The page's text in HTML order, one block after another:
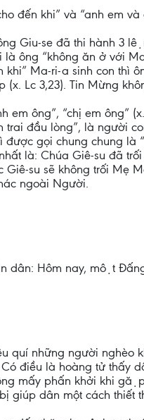
đến khi” và “anh em
Giu-se đã thi hành
ông “không ăn ở với
Ma-ri-a sinh con thì
Lc 3,23). Tin Mừng
ông”, “chị em ông”
trai đầu lòng”, là người
gọi chung chung là
là: Chúa Giê-su đã
su sẽ không trối Mẹ
ngoài Người.
dân: Hôm nay, một
quí những người
điều là hoàng tử thấy
mấy phấn khởi khi
giúp dân một cách thiết